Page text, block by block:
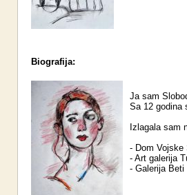
Biografija:
Ja sam
Sa 12 godina
Izlagala sam
- Dom Vojske
- Art galerija
- Galerija Beti